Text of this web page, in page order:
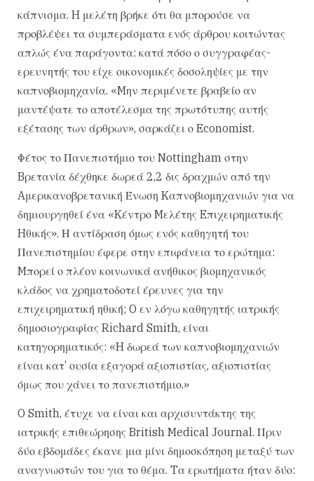
κάπνισμα. H μελέτη βρήκε ότι θα μπορούσε να
προβλέψει τα συμπεράσματα ενός άρθρου κοιτώντας
απλώς ένα παράγοντα: κατά πόσο ο συγγραφέας-
ερευνητής του είχε οικονομικές δοσοληψίες με την
καπνοβιομηχανία. «Mην περιμένετε βραβείο αν
μαντέψατε το αποτέλεσμα της πρωτότυπης αυτής
εξέτασης των άρθρων», σαρκάζει ο Economist.
Φέτος το Πανεπιστήμιο του Nottingham στην
Bρετανία δέχθηκε δωρεά 2,2 δις δραχμών από την
Aμερικανοβρετανική Ένωση Kαπνοβιομηχανιών για να
δημιουργηθεί ένα «Kέντρο Mελέτης Eπιχειρηματικής
Hθικής». Η αντίδραση όμως ενός καθηγητή του
Πανεπιστημίου έφερε στην επιφάνεια το ερώτημα:
Mπορεί ο πλέον κοινωνικά ανήθικος βιομηχανικός
κλάδος να χρηματοδοτεί έρευνες για την
επιχειρηματική ηθική; O εν λόγω καθηγητής ιατρικής
δημοσιογραφίας Richard Smith, είναι
κατηγορηματικός: «H δωρεά των καπνοβιομηχανιών
είναι κατ’ ουσία εξαγορά αξιοπιστίας, αξιοπιστίας
όμως που χάνει το πανεπιστήμιο.»
O Smith, έτυχε να είναι και αρχισυντάκτης της
ιατρικής επιθεώρησης British Medical Journal. Πριν
δύο εβδομάδες έκανε μια μίνι δημοσκόπηση μεταξύ των
αναγνωστών του για το θέμα. Tα ερωτήματα ήταν δύο: